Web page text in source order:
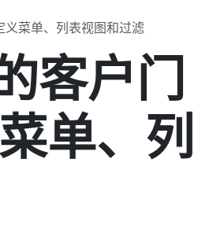
菜单、列表视图和过滤
客户门
单、列